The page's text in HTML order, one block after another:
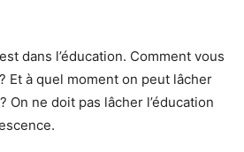
dans l’éducation. Comment vous
Et à quel moment on peut lâcher
On ne doit pas lâcher l’éducation